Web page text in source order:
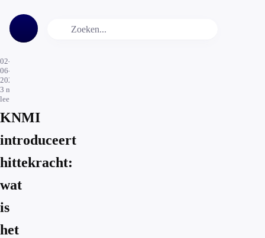
02-
06-
2026
3 min.
leestijd
KNMI
introduceert
hittekracht:
wat
is
het